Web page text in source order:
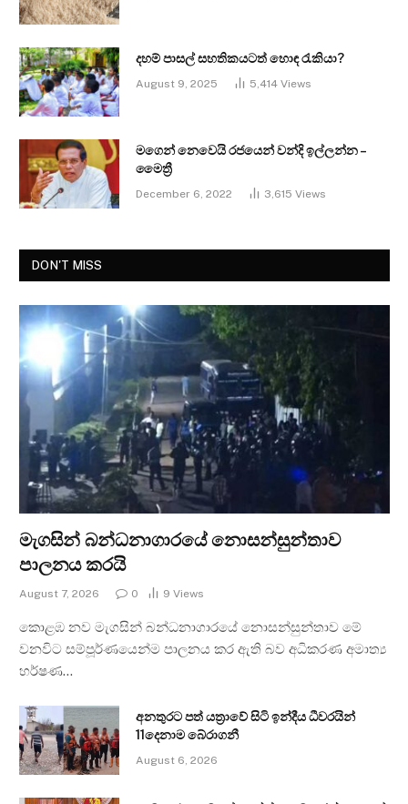
දහම් පාසල් සහතිකයටත් හොඳ රැකියා?
August 9, 2025 5,414 Views
මගෙන් නෙවෙයි රජයෙන් වන්දි ඉල්ලන්න –
මෛත්‍රී
December 6, 2022 3,615 Views
DON'T MISS
මැගසින් බන්ධනාගාරයේ නොසන්සුන්තාව
පාලනය කරයි
August 7, 2026 0 9 Views
කොළඹ නව මැගසින් බන්ධනාගාරයේ නොසන්සුන්තාව මේ
වනවිට සම්පූර්ණයෙන්ම පාලනය කර ඇති බව අධිකරණ අමාත්‍ය
හර්ෂණ…
අනතුරට පත් යත්‍රාවේ සිටි ඉන්දීය ධීවරයින්
11දෙනාම බේරාගනී
August 6, 2026